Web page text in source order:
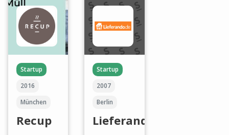
Startup
2016
München
Recup
Startup
2007
Berlin
Lieferando